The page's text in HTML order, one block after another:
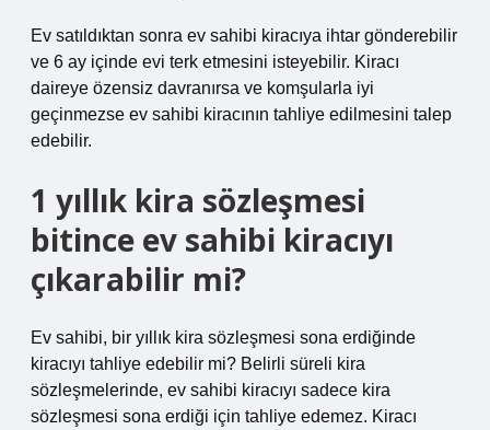
Ev satıldıktan sonra ev sahibi kiracıya ihtar gönderebilir
ve 6 ay içinde evi terk etmesini isteyebilir. Kiracı
daireye özensiz davranırsa ve komşularla iyi
geçinmezse ev sahibi kiracının tahliye edilmesini talep
edebilir.
1 yıllık kira sözleşmesi
bitince ev sahibi kiracıyı
çıkarabilir mi?
Ev sahibi, bir yıllık kira sözleşmesi sona erdiğinde
kiracıyı tahliye edebilir mi? Belirli süreli kira
sözleşmelerinde, ev sahibi kiracıyı sadece kira
sözleşmesi sona erdiği için tahliye edemez. Kiracı